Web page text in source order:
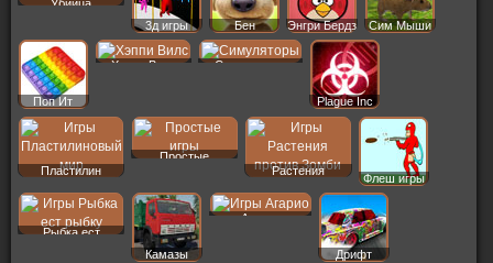
Убийца
3д игры
Бен Энгри Бердз Сим Мыши
Поп Ит
Хэппи Вилс Симуляторы
Plague Inc
Пластилин
Простые
Растения
Флеш игры
Рыбка ест
Камазы
Агарио
Дрифт